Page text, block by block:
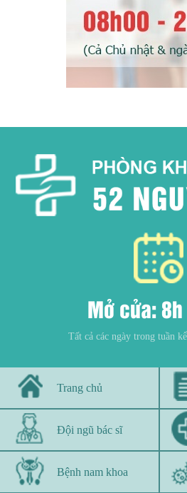
Mở cửa:
Tất cả các ngày trong tuần
Trang chủ
Đội ngũ bác sĩ
Bệnh nam khoa